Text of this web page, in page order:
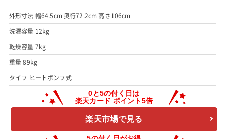
外形寸法 幅64.5cm 奥行72.2cm 高さ106cm
洗濯容量 12kg
乾燥容量 7kg
重量 89kg
タイプ ヒートポンプ式
楽天市場で見る